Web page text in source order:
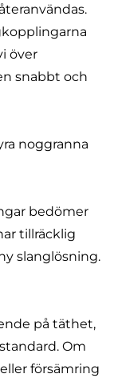
över
snabbt och
noggranna
bedömer
tillräcklig
slanglösning.
på täthet,
Om
försämring